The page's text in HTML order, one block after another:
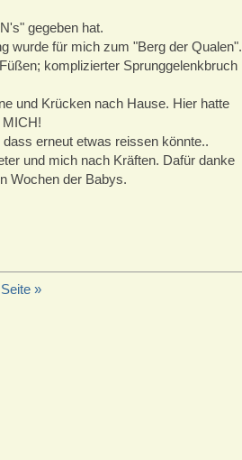
gegeben hat.
wurde für mich zum "Berg der Qualen".
komplizierter Sprunggelenkbruch
und Krücken nach Hause. Hier hatte
MICH!
erneut etwas reissen könnte..
und mich nach Kräften. Dafür danke
Wochen der Babys.
»